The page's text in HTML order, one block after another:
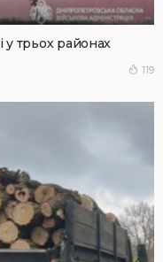
трьох районах
119